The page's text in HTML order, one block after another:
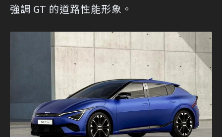
強調 GT 的道路性能形象。